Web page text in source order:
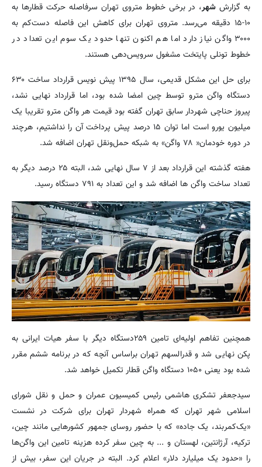
به گزارش شهر، در برخی خطوط متروی تهران سرفاصله حرکت قطارها به
۱۰-۱۵ دقیقه می‌رسد. متروی تهران برای کاهش این فاصله دست‌کم به
۳۰۰۰ واگن نیاز دارد اما هم اکنون تنها حدود یک سوم این تعداد در
خطوط تونلی پایتخت مشغول سرویس‌دهی هستند.
برای حل این مشکل قدیمی، سال ۱۳۹۵ پیش نویس قرارداد ساخت ۶۳۰
دستگاه واگن مترو توسط چین امضا شده بود، اما قرارداد نهایی نشد،
پیروز حناچی شهردار سابق تهران گفته بود قیمت هر واگن مترو تقریبا یک
میلیون یورو است اما توان ۱۵ درصد پیش پرداخت آن را نداشتیم، هرچند
در دوره خودمان« ۷۸ واگن» به شبکه حمل‌ونقل تهران اضافه شد.
هفته گذشته این قرارداد بعد از ۷ سال نهایی شد، البته ۲۵ درصد دیگر به
تعداد ساخت واگن ها اضافه شد و این تعداد به ۷۹۱ دستگاه رسید.
همچنین تفاهم اولیه‌ای تامین ۲۵۹دستگاه دیگر با سفر هیات ایرانی به
پکن نهایی شد و قدرالسهم تهران براساس آنچه که در برنامه ششم مقرر
شده بود یعنی ۱۰۵۰ دستگاه واگن قطار تکمیل خواهد شد.
سیدجعفر تشکری هاشمی رئیس کمیسیون عمران و حمل و نقل شورای
اسلامی شهر تهران که همراه شهردار تهران برای شرکت در نشست
«یک‌کمربند، یک جاده» که با حضور روسای جمهور کشورهایی مانند چین،
ترکیه، آرژانتین، لهستان و ... به چین سفر کرده هزینه تامین این واگن‌ها
را «حدود یک میلیارد دلار» اعلام کرد. البته در جریان این سفر، بیش از